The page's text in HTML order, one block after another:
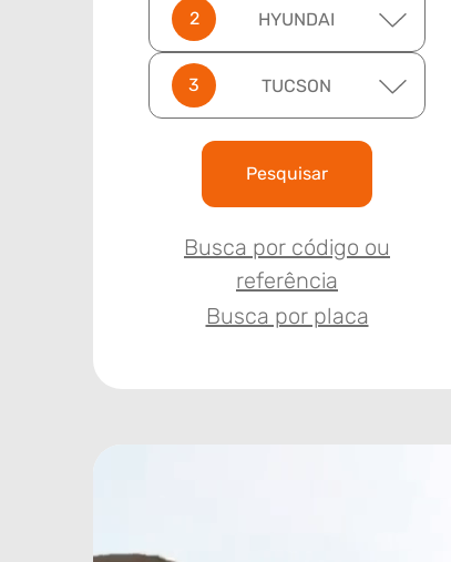
HYUNDAI
TUCSON
Pesquisar
Busca por código ou
referência
Busca por placa